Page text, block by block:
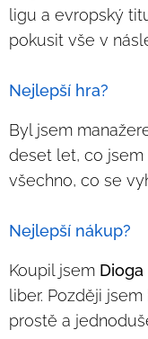
ligu a evropský
pokusit vše v
Nejlepší hra?
Byl jsem
deset let, co
všechno, co se
Nejlepší nákup?
Koupil jsem Dioga
liber. Později
prostě a